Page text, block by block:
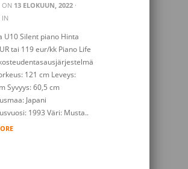
ON 13 ELOKUUN, 2022 ·
IN
U10 Silent piano Hinta
tai 119 eur/kk Piano Life
121 cm Leveys:
Syvyys: 60,5 cm
Japani
1993 Väri: Musta..